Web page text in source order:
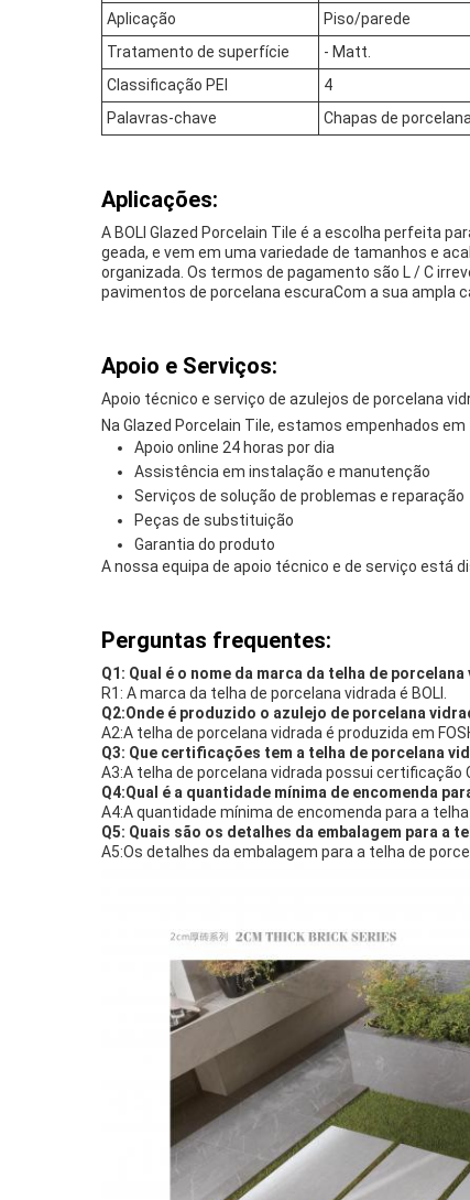
Aplicação
Piso/parede
Tratamento de superfície
- Matt.
Classificação PEI
4
Palavras-chave
Chapas de
Aplicações:
A BOLI Glazed Porcelain Tile é a escolha perfeita
geada, e vem em uma variedade de tamanhos e
organizada. Os termos de pagamento são L / C
pavimentos de porcelana escuraCom a sua ampla
Apoio e Serviços:
Apoio técnico e serviço de azulejos de porcelana
Na Glazed Porcelain Tile, estamos empenhados
Apoio online 24 horas por dia
Assistência em instalação e manutenção
Serviços de solução de problemas e reparação
Peças de substituição
Garantia do produto
A nossa equipa de apoio técnico e de serviço está
Perguntas frequentes:
Q1: Qual é o nome da marca da telha de
R1: A marca da telha de porcelana vidrada é BOLI.
Q2:Onde é produzido o azulejo de porcelana
A2:A telha de porcelana vidrada é produzida em
Q3: Que certificações tem a telha de porcelana
A3:A telha de porcelana vidrada possui certificação
Q4:Qual é a quantidade mínima de encomenda
A4:A quantidade mínima de encomenda para a
Q5: Quais são os detalhes da embalagem para a
A5:Os detalhes da embalagem para a telha de